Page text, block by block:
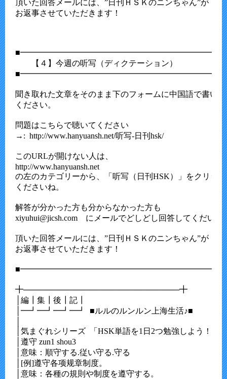
頂いた回答メールには、”日刊ＨＳＫのニンちゃん”が
お返事させていただきます！
【４】今週の听写（ディクテーション）
聞き取れた文章をそのまま下のフォームに中国語で書い
ください。
問題はこちらで聴いてください
→:  http://www.hanyuansh.net/听写-日刊hsk/
このURLが開けない人は、
http://www.hanyuansh.net
の左のカテゴリーから、「听写（日刊HSK）」をクリッ
くださいね。
解答が分かった方も分からなかった方も
xiyuhui@jicsh.com　にメールでどしどし回答してくだいさ
頂いた回答メールには、”日刊ＨＳＫのニンちゃん”が
お返事させていただきます！
╋────────────────────────────╋
│編┃集┃後┃記┃
│━┛━┛━┛━┛  ■ルルのルンルン上海生活♪■
│気まぐれシリーズ  「HSK単語を1日2つ勉強しよう！」
│遵守 zun1 shou3
│意味：順守する.従い守る.守る
│[例]遵守各项规章制度。
│意味：各種の規則や制度を遵守する。